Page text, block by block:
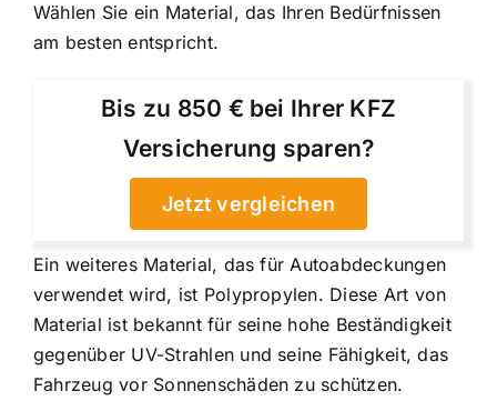
Wählen Sie ein Material, das Ihren Bedürfnissen
am besten entspricht.
Bis zu 850 € bei Ihrer KFZ
Versicherung sparen?
Jetzt vergleichen
Ein weiteres Material, das für Autoabdeckungen
verwendet wird, ist Polypropylen. Diese Art von
Material ist bekannt für seine hohe Beständigkeit
gegenüber UV-Strahlen und seine Fähigkeit, das
Fahrzeug vor Sonnenschäden zu schützen.